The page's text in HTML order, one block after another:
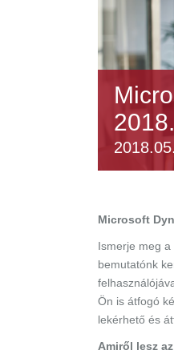
Microsoft
Ismerje meg
bemutatónk
Ön is átfogó
lekérhető és
Amiről lesz